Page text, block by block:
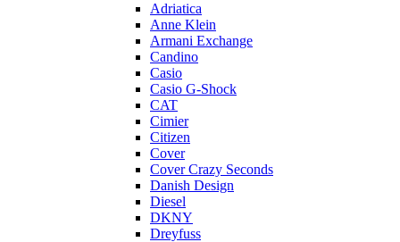
Adriatica
Anne Klein
Armani Exchange
Candino
Casio
Casio G-Shock
CAT
Cimier
Citizen
Cover
Cover Crazy Seconds
Danish Design
Diesel
DKNY
Dreyfuss